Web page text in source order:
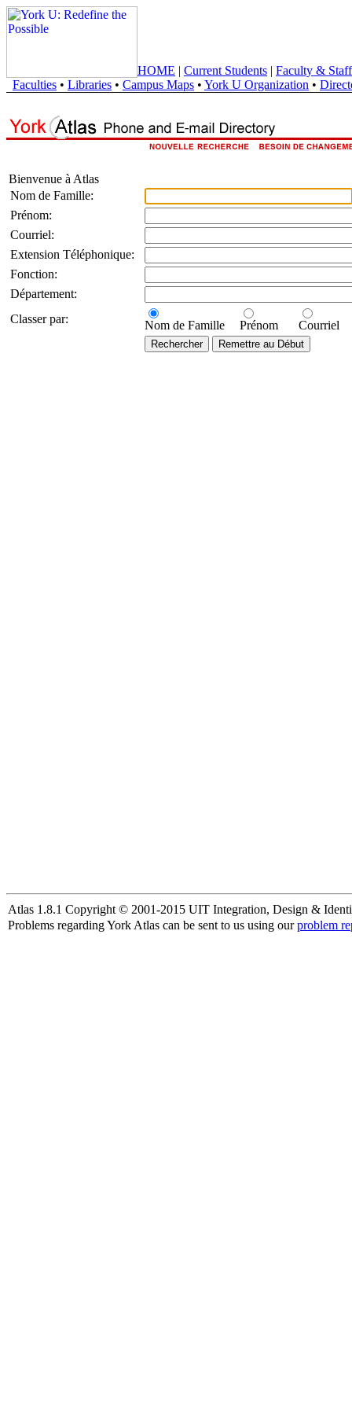
HOME | Current Students | Faculty & Staff
Faculties • Libraries • Campus Maps • York U Organization •
Bienvenue à Atlas
Nom de Famille:
Prénom:
Courriel:
Extension Téléphonique:
Fonction:
Département:
Classer par:
Nom de Famille Prénom Courriel
Atlas 1.8.1 Copyright © 2001-2015 UIT Integration, Design &
Problems regarding York Atlas can be sent to us using ourproblem